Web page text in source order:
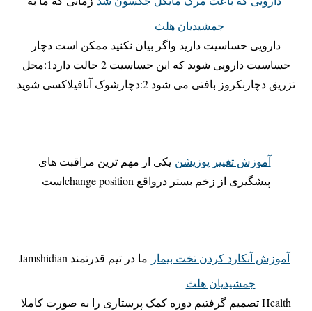
جمشیدیان هلث
دارویی حساسیت دارید واگر بیان نکنید ممکن است دچار
حساسیت دارویی شوید که این حساسیت 2 حالت دارد1:محل
تزریق دچارنکروز بافتی می شود 2:دچارشوک آنافیلاکسی شوید
آموزش تغییر پوزیشن یکی از مهم ترین مراقبت های
پیشگیری از زخم بستر درواقع change positionاست
آموزش آنکارد کردن تخت بیمار
جمشیدیان هلث
ما در تیم قدرتمند Jamshidian
Health تصمیم گرفتیم دوره کمک پرستاری را به صورت کاملا